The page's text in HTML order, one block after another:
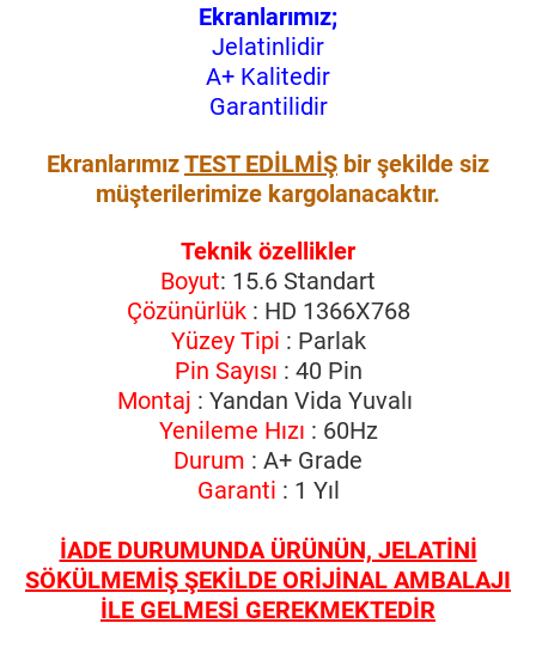
Ekranlarımız;
Jelatinlidir
A+ Kalitedir
Garantilidir
EkranlarımızTEST EDİLMİŞ bir şekilde siz
müşterilerimize kargolanacaktır.
Teknik özellikler
Boyut: 15.6 Standart
Çözünürlük: HD 1366X768
Yüzey Tipi : Parlak
Pin Sayısı : 40 Pin
Montaj : Yandan Vida Yuvalı
Yenileme Hızı : 60Hz
Durum : A+ Grade
Garanti : 1 Yıl
İADE DURUMUNDA ÜRÜNÜN, JELATİNİ
SÖKÜLMEMİŞ ŞEKİLDE ORİJİNAL AMBALAJI
İLE GELMESİ GEREKMEKTEDİR